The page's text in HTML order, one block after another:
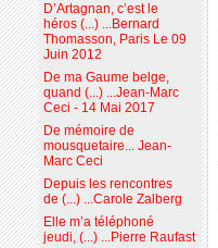
D’Artagnan, c’est le
héros (...) ...Bernard
Thomasson, Paris Le 09
Juin 2012
De ma Gaume belge,
quand (...) ...Jean-Marc
Ceci - 14 Mai 2017
De mémoire de
mousquetaire... Jean-
Marc Ceci
Depuis les rencontres
de (...) ...Carole Zalberg
Elle m’a téléphoné
jeudi, (...) ...Pierre Raufast